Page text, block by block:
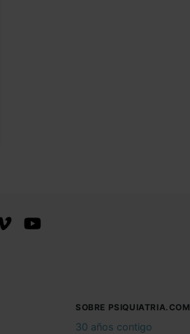
SOBRE PSIQUIATRIA.COM
30 años contigo